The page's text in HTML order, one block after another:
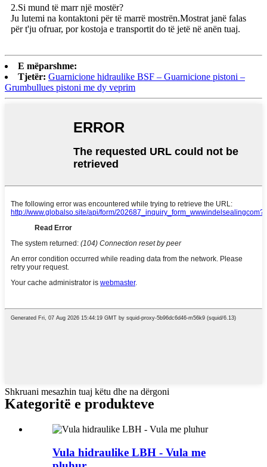
2.Si mund të marr një mostër?
Ju lutemi na kontaktoni për të marrë mostrën.Mostrat janë falas
për t'ju ofruar, por kostoja e transportit do të jetë në anën tuaj.
E mëparshme:
Tjetër: Guarnicione hidraulike BSF – Guarnicione pistoni –
Grumbullues pistoni me dy veprim
Shkruani mesazhin tuaj këtu dhe na dërgoni
Kategoritë e produkteve
Vula hidraulike LBH - Vula me